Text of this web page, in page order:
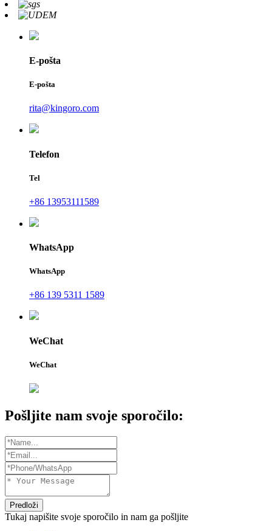
E-pošta
E-pošta
rita@kingoro.com
Telefon
Tel
+86 13953111589
WhatsApp
WhatsApp
+86 139 5311 1589
WeChat
WeChat
Pošljite nam svoje sporočilo:
Predloži
Tukaj napišite svoje sporočilo in nam ga pošljite